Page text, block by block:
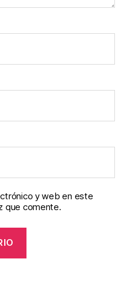
y web en este
que comente.